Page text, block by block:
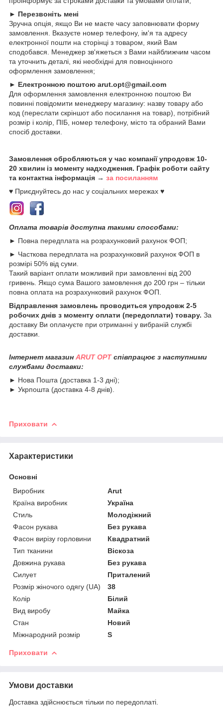
► Перезвоніть мені
Зручна опція, якщо Ви не маєте часу заповнювати форму
замовлення. Вказуєте номер телефону, ім'я та адресу
електронної пошти на сторінці з товаром, який Вам
сподобався. Менеджер зв'яжеться з Вами найближчим часом
та уточнить деталі, які необхідні для повноцінного
оформлення замовлення;
► Електронною поштою arut.opt@gmail.com
Для оформлення замовлення електронною поштою Ви
повинні повідомити менеджеру магазину: назву товару або
код (переслати скріншот або посилання на товар), потрібний
розмір і колір, ПІБ, номер телефону, місто та обраний Вами
спосіб доставки.
Замовлення обробляються у час компанії упродовж 10-
20 хвилин із моменту надходження. Графік роботи сайту
та контактна інформація → за посиланням
♥ Приєднуйтесь до нас у соціальних мережах ♥
Оплата товарів доступна такими способами:
► Повна передплата на розрахунковий рахунок ФОП;
► Часткова передплата на розрахунковий рахунок ФОП в
розмірі 50% від суми.
Такий варіант оплати можливий при замовленні від 200
гривень. Якщо сума Вашого замовлення до 200 грн – тільки
повна оплата на розрахунковий рахунок ФОП.
Відправлення замовлень проводиться упродовж 2-5
робочих днів з моменту оплати (передоплати) товару. За
доставку Ви оплачуєте при отриманні у вибраній службі
доставки.
Інтернет магазин ARUT OPTспівпрацює з наступними
службами доставки:
► Нова Пошта (доставка 1-3 дні);
► Укрпошта (доставка 4-8 днів).
Приховати
Характеристики
Основні
Виробник
Arut
Країна виробник
Україна
Стиль
Молодіжний
Фасон рукава
Без рукава
Фасон вирізу горловини
Квадратний
Тип тканини
Віскоза
Довжина рукава
Без рукава
Силует
Приталений
Розмір жіночого одягу (UA)
38
Колір
Білий
Вид виробу
Майка
Стан
Новий
Міжнародний розмір
S
Приховати
Умови доставки
Доставка здійснюється тільки по передоплаті.